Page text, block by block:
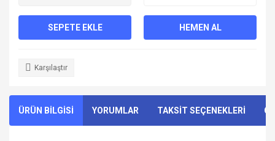
SEPETE EKLE HEMEN AL
Karşılaştır
ÜRÜN BİLGİSİ YORUMLAR TAKSİT SEÇENEKLERİ